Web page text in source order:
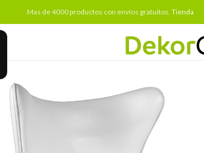
Mas de 4000 productos con envíos gratuitos. Tienda